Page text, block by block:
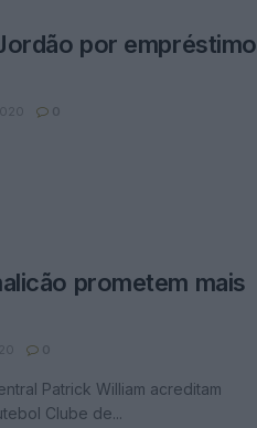
por empréstimo
0
prometem mais
0
Patrick William acreditam
Clube de...